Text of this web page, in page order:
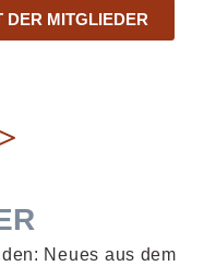
DER MITGLIEDER
Neues aus dem